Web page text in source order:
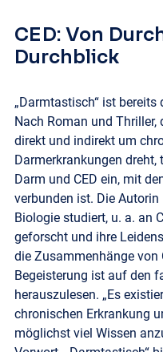
CED: Von
Durchblick
„Darmtastisch“ ist
Nach Roman und
direkt und indirekt um
Darmerkrankungen
Darm und CED ein, mit
verbunden ist. Die
Biologie studiert, u. a. an
geforscht und ihre
die Zusammenhänge von
Begeisterung ist auf den
herauszulesen. „Es
chronischen Erkrankung
möglichst viel Wissen